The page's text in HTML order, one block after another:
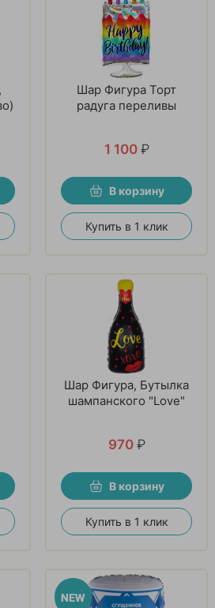
Шар Фигура Торт
радуга переливы
1 100 ₽
В корзину
Купить в 1 клик
Шар Фигура, Бутылка
шампанского "Love"
970 ₽
В корзину
Купить в 1 клик